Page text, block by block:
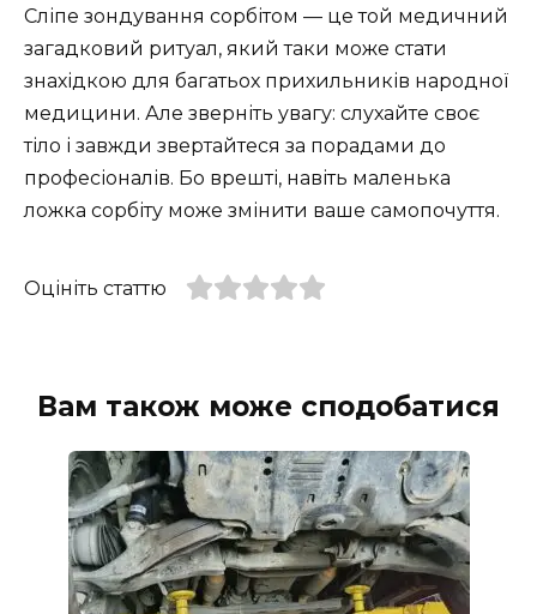
Сліпе зондування сорбітом — це той медичний
загадковий ритуал, який таки може стати
знахідкою для багатьох прихильників народної
медицини. Але зверніть увагу: слухайте своє
тіло і завжди звертайтеся за порадами до
професіоналів. Бо врешті, навіть маленька
ложка сорбіту може змінити ваше самопочуття.
Оцініть статтю
Вам також може сподобатися